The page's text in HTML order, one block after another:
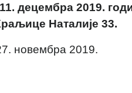
децембра 2019.
Наталије 33.
новембра 2019.